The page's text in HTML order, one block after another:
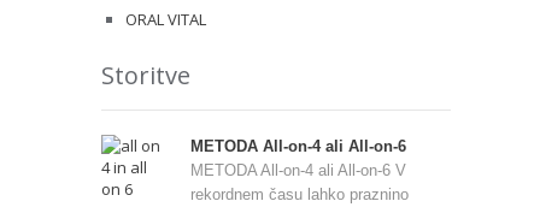
ORAL VITAL
Storitve
METODA All-on-4 ali All-on-6
METODA All-on-4 ali All-on-6 V
rekordnem času lahko praznino